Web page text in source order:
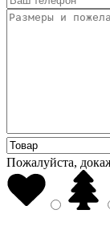
Пожалуйста,